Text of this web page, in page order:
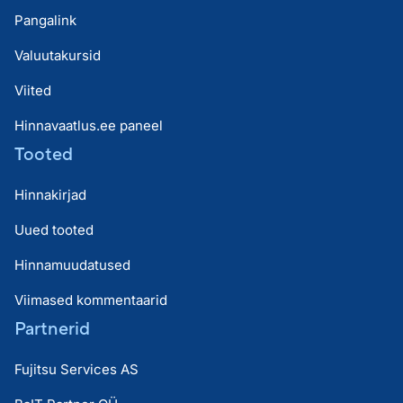
Pangalink
Valuutakursid
Viited
Hinnavaatlus.ee paneel
Tooted
Hinnakirjad
Uued tooted
Hinnamuudatused
Viimased kommentaarid
Partnerid
Fujitsu Services AS